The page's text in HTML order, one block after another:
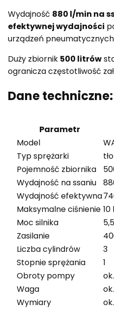
Wydajność 880 l/min na
efektywnej wydajności
urządzeń
Duży zbiornik 500 litrów
ogranicza częstotliwość
Dane techniczne:
Parametr
Model
Typ sprężarki
Pojemność zbiornika
Wydajność na ssaniu
Wydajność efektywna
Maksymalne ciśnienie
Moc silnika
Zasilanie
Liczba cylindrów
3
Stopnie sprężania
1
Obroty pompy
Waga
Wymiary